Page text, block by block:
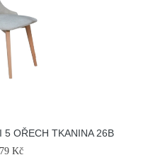
OŘECH TKANINA 26B
Kč